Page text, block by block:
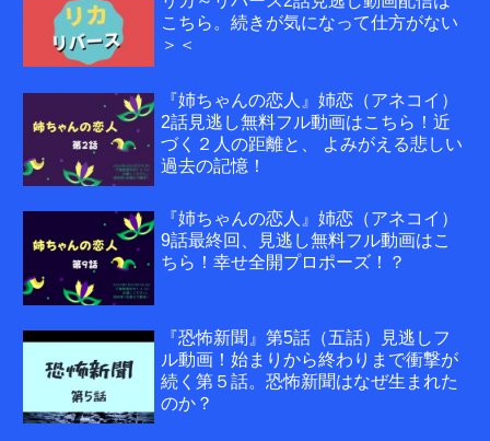
こちら。続きが気になって仕方がない
＞＜
『姉ちゃんの恋人』姉恋（アネコイ）
2話見逃し無料フル動画はこちら！近
づく２人の距離と、 よみがえる悲しい
過去の記憶！
『姉ちゃんの恋人』姉恋（アネコイ）
9話最終回、見逃し無料フル動画はこ
ちら！幸せ全開プロポーズ！？
『恐怖新聞』第5話（五話）見逃しフ
ル動画！始まりから終わりまで衝撃が
続く第５話。恐怖新聞はなぜ生まれた
のか？